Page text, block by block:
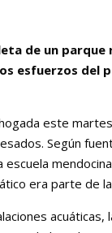
de un
esfuerzos del
este
Según
era parte de
acuáticas,